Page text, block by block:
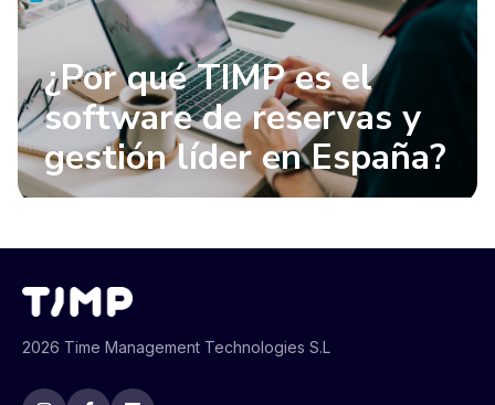
¿Por qué TIMP es el
software de reservas y
gestión líder en España?
2026 Time Management Technologies S.L